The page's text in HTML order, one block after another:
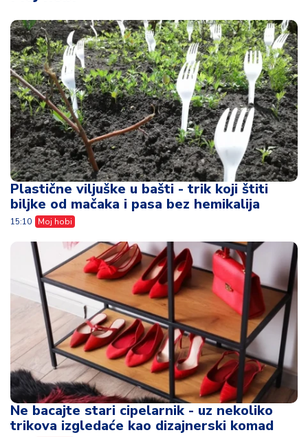
Plastične viljuške u bašti - trik koji štiti
biljke od mačaka i pasa bez hemikalija
15:10 Moj hobi
Ne bacajte stari cipelarnik - uz nekoliko
trikova izgledaće kao dizajnerski komad